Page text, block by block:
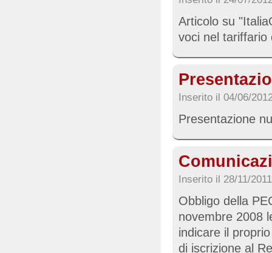
Articolo su
voci nel tariffario
Inserito il 04/06/
Presentazione
Inserito il 28/11/2011
Obbligo della
novembre 2008
indicare il
di iscrizione al